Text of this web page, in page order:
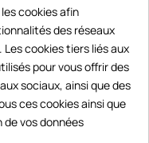
cookies afin
des réseaux
cookies tiers liés aux
pour vous offrir des
sociaux, ainsi que des
ces cookies ainsi que
vos données